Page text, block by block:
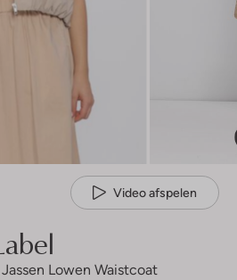
Video afspelen
Lowen Waistcoat